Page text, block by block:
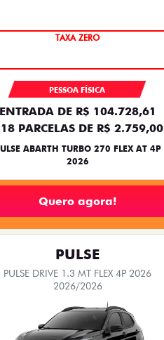
SAIA DE FIAT 0KM
PESSOA FÍSICA
ENTRADA DE R$ 104.728,61
PARCELAS DE R$ 2.759,00
ABARTH TURBO 270 FLEX AT 4P
2026
Quero agora!
PULSE
PULSE DRIVE 1.3 MT FLEX 4P 2026
2026/2026